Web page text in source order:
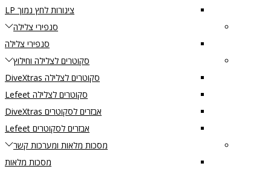
צינורות לחץ נמוך LP
סנפירי צלילה
סנפירי צלילה
סקוטרים לצלילה וחילוץ
סקוטרים לצלילה DiveXtras
סקוטרים לצלילה Lefeet
אבזרים לסקוטרים DiveXtras
אבזרים לסקוטרים Lefeet
מסכות מלאות ומערכות קשר
מסכות מלאות